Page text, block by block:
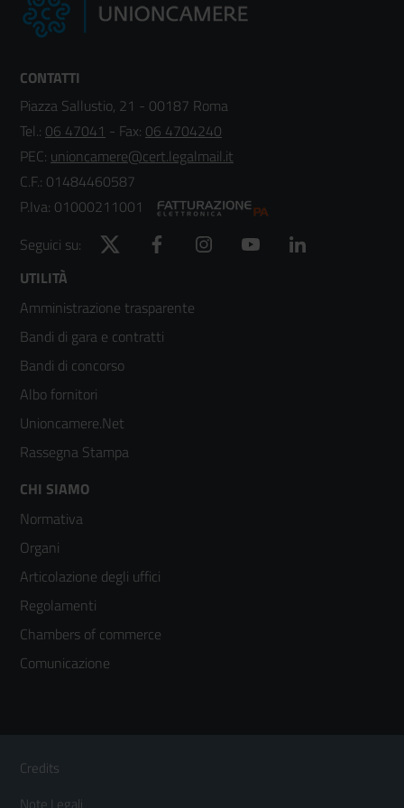
CONTATTI
Piazza Sallustio, 21 - 00187 Roma
Tel.: 06 47041 - Fax: 06 4704240
PEC: unioncamere@cert.legalmail.it
C.F.: 01484460587
P.Iva: 01000211001
Seguici su:
Twitter Facebook Instagram YouTube
Footer
menù
colonna
2
UTILITÀ
Amministrazione trasparente
Bandi di gara e contratti
Bandi di concorso
Albo fornitori
Unioncamere.Net
Rassegna Stampa
Footer
menù
colonna
3
CHI SIAMO
Normativa
Organi
Articolazione degli uffici
Regolamenti
Chambers of commerce
Comunicazione
Footer
Menù
Credits
Note Legali